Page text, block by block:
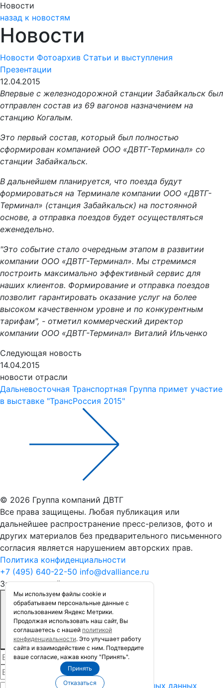
Мы используем файлы сookie и
обрабатываем персональные данные с
использованием Яндекс Метрики.
Продолжая использовать наш сайт, Вы
соглашаетесь с нашей политикой
конфиденциальности. Это улучшает работу
сайта и взаимодействие с ним. Подтвердите
ваше согласие, нажав кнопу "Принять".
Принять
Отказаться
Новости
назад к новостям
Новости
Новости Фотоархив Статьи и выступления
Презентации
12.04.2015
Впервые с железнодорожной станции Забайкальск был
отправлен состав из 69 вагонов назначением на
станцию Когалым.
Это первый состав, который был полностью
сформирован компанией ООО «ДВТГ-Терминал» со
станции Забайкальск.
В дальнейшем планируется, что поезда будут
формироваться на Терминале компании ООО «ДВТГ-
Терминал» (станция Забайкальск) на постоянной
основе, а отправка поездов будет осуществляться
еженедельно.
"Это событие стало очередным этапом в развитии
компании ООО «ДВТГ-Терминал». Мы стремимся
построить максимально эффективный сервис для
наших клиентов. Формирование и отправка поездов
позволит гарантировать оказание услуг на более
высоком качественном уровне и по конкурентным
тарифам", - отметил коммерческий директор
компании ООО «ДВТГ-Терминал» Виталий Ильченко
Следующая новость
14.04.2015
новости отрасли
Дальневосточная Транспортная Группа примет участие
в выставке "ТрансРоссия 2015"
© 2026 Группа компаний ДВТГ
Все права защищены. Любая публикация или
дальнейшее распространение пресс-релизов, фото и
других материалов без предварительного письменного
согласия является нарушением авторских прав.
Политика конфиденциальности
+7 (495) 640-22-50 info@dvalliance.ru
Заказать расчёт стоимости
Я согласен наобработку персональных данных